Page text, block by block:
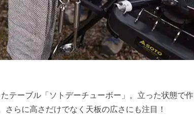
テーブル「ソトデーチューボー」。立った状態で作
らに高さだけでなく天板の広さにも注目！